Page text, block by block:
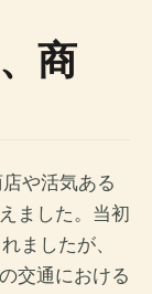
商
や活気ある
ました。当初
ましたが、
交通における